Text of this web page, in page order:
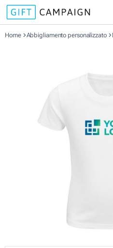
Home Abbigliamento personalizzato